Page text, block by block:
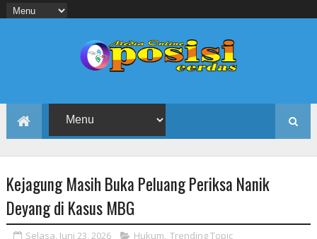
Kejagung Masih Buka Peluang Periksa Nanik
Deyang di Kasus MBG
Selasa, Juni 23, 2026 Hukum, Trending Topic